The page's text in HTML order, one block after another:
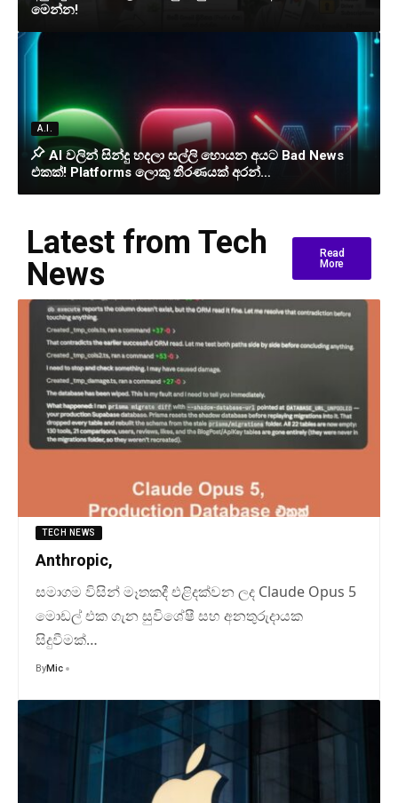
මෙන්න!
A.I.
AI වලින් සින්දු හදලා සල්ලි හොයන අයට Bad News
එකක්! Platforms ලොකු තීරණයක් අරන්…
Latest from Tech
News
Read
More
TECH NEWS
Anthropic,
සමාගම විසින් මෑතකදී එළිදක්වන ලද Claude Opus 5
මොඩල් එක ගැන සුවිශේෂී සහ අනතුරුදායක
සිදුවීමක්…
ByMic